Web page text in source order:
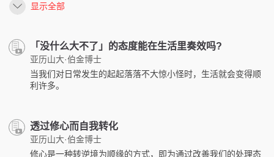
显示全部
「没什么大不了」的态度能在生活里奏效吗?
亚历山大·伯金博士
当我们对日常发生的起起落落不大惊小怪时，生活就会变得顺
利许多。
透过修心而自我转化
亚历山大·伯金博士
修心是一种转逆境为顺缘的方式，即为通过改善我们的处理态